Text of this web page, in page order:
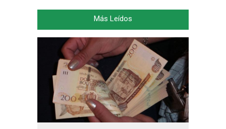
Más Leídos